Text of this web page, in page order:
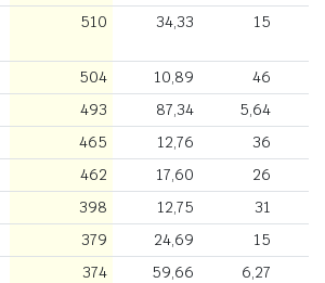
510 34,33 15
504 10,89 46
493 87,34 5,64
465 12,76 36
462 17,60 26
398 12,75 31
379 24,69 15
374 59,66 6,27